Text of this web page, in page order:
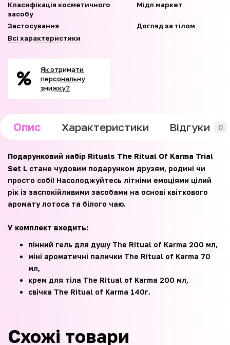
Класифікація косметичного
засобу
Мідл маркет
Застосування
Догляд за тілом
Всі характеристики
Як отримати
персональну
знижку?
Опис Характеристики Відгуки 0
Подарунковий набір Rituals The Ritual Of Karma Trial
Set L стане чудовим подарунком друзям, родині чи
просто собі! Насолоджуйтесь літніми емоціями цілий
рік із заспокійливими засобами на основі квіткового
аромату лотоса та білого чаю.
У комплект входить:
пінний гель для душу The Ritual of Karma 200 мл,
міні ароматичні палички The Ritual of Karma 70
мл,
крем для тіла The Ritual of Karma 200 мл,
свічка The Ritual of Karma 140г.
Схожі товари